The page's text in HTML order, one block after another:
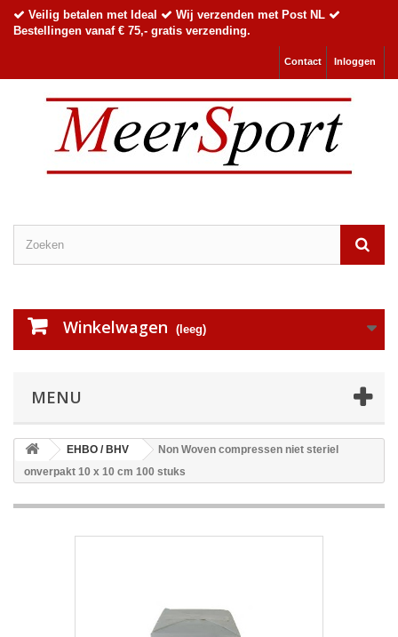
Veilig betalen met Ideal
Wij verzenden met Post NL
Bestellingen vanaf € 75,- gratis verzending.
Inloggen
Contact
Winkelwagen (leeg)
MENU
EHBO / BHV
Non Woven compressen niet steriel
onverpakt 10 x 10 cm 100 stuks